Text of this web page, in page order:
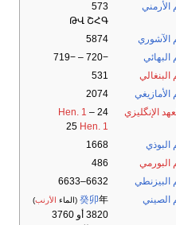
الأرمني
573
ԹՎ ՇՀԳ
الآشوري
5874
البهائي
−720 – −719
البنغالي
531
الأمازيغي
2074
الإنگليزي
24
Hen. 1 –
25 Hen. 1
البوذي
1668
البورمي
486
البيزنطي
6632–6633
الصيني
癸卯年 (الماء الأرنب)
3820 أو 3760